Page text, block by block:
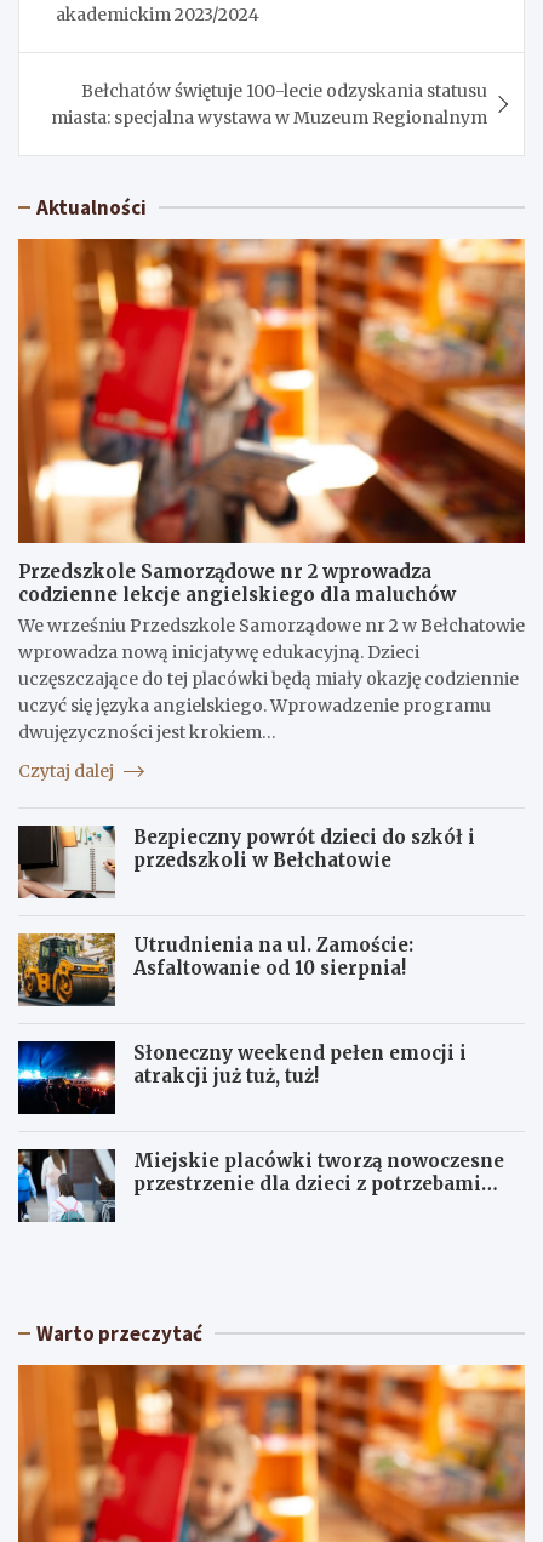
akademickim 2023/2024
Bełchatów świętuje 100-lecie odzyskania statusu
miasta: specjalna wystawa w Muzeum Regionalnym
Aktualności
Przedszkole Samorządowe nr 2 wprowadza
codzienne lekcje angielskiego dla maluchów
We wrześniu Przedszkole Samorządowe nr 2 w Bełchatowie
wprowadza nową inicjatywę edukacyjną. Dzieci
uczęszczające do tej placówki będą miały okazję codziennie
uczyć się języka angielskiego. Wprowadzenie programu
dwujęzyczności jest krokiem…
Czytaj dalej
Bezpieczny powrót dzieci do szkół i
przedszkoli w Bełchatowie
Utrudnienia na ul. Zamoście:
Asfaltowanie od 10 sierpnia!
Słoneczny weekend pełen emocji i
atrakcji już tuż, tuż!
Miejskie placówki tworzą nowoczesne
przestrzenie dla dzieci z potrzebami
S
c
e
e
k
e
U
w
k
i
e
m
Warto przeczytać